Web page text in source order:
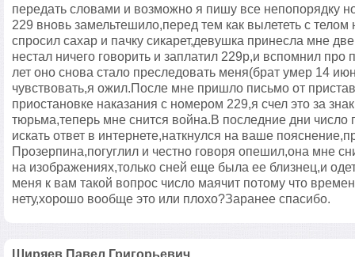
передать словами и возможно я пишу все непопорядку
229 вновь замельтешило,перед тем как вылететь с
спросил сахар и пачку сикарет,девушка принесла мне
нестал ничего говорить и заплатил 229р,и вспомнил про
лет оно снова стало преследовать меня(брат умер 14
чувствовать,я ожил.После мне пришло письмо от
приостановке наказания с номером 229,я счел это за
тюрьма,теперь мне снится война.В последние дни число
искать ответ в интернете,наткнулся на ваше
Прозерпина,погуглил и честно говоря опешил,она мне
на изображениях,только сней еще была ее близнец,и
меня к вам такой вопрос число маячит потому что
нету,хорошо вообще это или плохо?Заранее спасибо.
Ширяев Павел Григорьевич